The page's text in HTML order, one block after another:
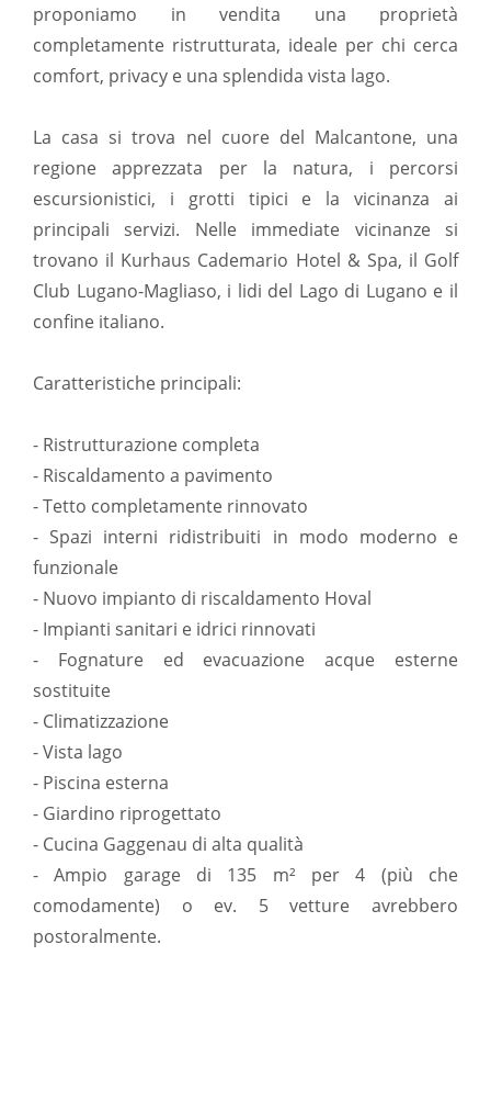
proponiamo in vendita una proprietà
completamente ristrutturata, ideale per chi cerca
comfort, privacy e una splendida vista lago.
La casa si trova nel cuore del Malcantone, una
regione apprezzata per la natura, i percorsi
escursionistici, i grotti tipici e la vicinanza ai
principali servizi. Nelle immediate vicinanze si
trovano il Kurhaus Cademario Hotel & Spa, il Golf
Club Lugano-Magliaso, i lidi del Lago di Lugano e il
confine italiano.
Caratteristiche principali:
- Ristrutturazione completa
- Riscaldamento a pavimento
- Tetto completamente rinnovato
- Spazi interni ridistribuiti in modo moderno e
funzionale
- Nuovo impianto di riscaldamento Hoval
- Impianti sanitari e idrici rinnovati
- Fognature ed evacuazione acque esterne
sostituite
- Climatizzazione
- Vista lago
- Piscina esterna
- Giardino riprogettato
- Cucina Gaggenau di alta qualità
- Ampio garage di 135 m² per 4 (più che
comodamente) o ev. 5 vetture avrebbero
postoralmente.